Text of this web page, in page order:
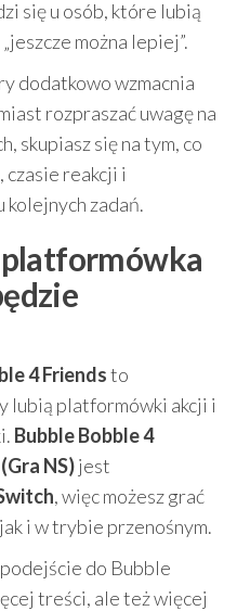
się u osób, które lubią
można lepiej”.
dodatkowo wzmacnia
rozpraszać uwagę na
skupiasz się na tym, co
czasie reakcji i
kolejnych zadań.
4 Friendsto
lubią platformówki akcji i
Bubble Bobble 4
NS)jest
, więc możesz grać
i w trybie przenośnym.
do Bubble
treści, ale też więcej